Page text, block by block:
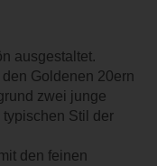
ausgestaltet.
Goldenen 20ern
zwei junge
Stil der
den feinen